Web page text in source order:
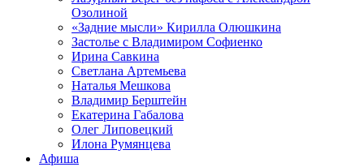
Озолиной
«Задние мысли» Кирилла Олюшкина
Застолье с Владимиром Софиенко
Ирина Савкина
Светлана Артемьева
Наталья Мешкова
Владимир Берштейн
Екатерина Габалова
Олег Липовецкий
Илона Румянцева
Афиша